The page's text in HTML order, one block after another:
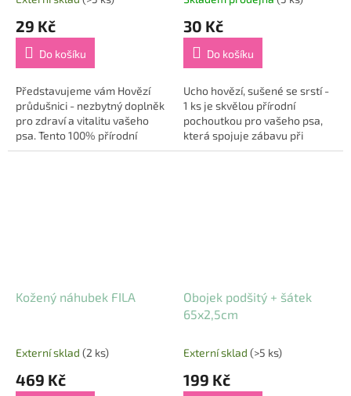
29 Kč
Do košíku
Představujeme vám Hovězí
průdušnici - nezbytný doplněk
pro zdraví a vitalitu vašeho
psa. Tento 100% přírodní
pamlsek nejen že zaručuje
30 Kč
Do košíku
Ucho hovězí, sušené se srstí -
1 ks je skvělou přírodní
pochoutkou pro vašeho psa,
která spojuje zábavu při
žvýkání s přirozenou péčí o
Kožený náhubek FILA
Externí sklad (2 ks)
469 Kč
Obojek podšitý + šátek
65x2,5cm
Externí sklad (>5 ks)
199 Kč